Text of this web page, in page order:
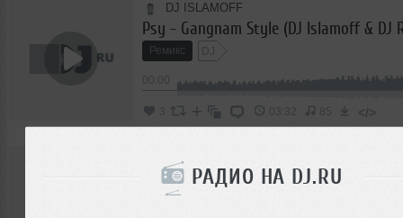
РАДИО НА DJ.RU
DJ ISLAMOFF
Ремикс DJ
3 03:32 85 </>
Ремикс